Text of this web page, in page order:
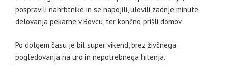
pospravili nahrbtnike in se napojili, ulovili zadnje minute
delovanja pekarne v Bovcu, ter končno prišli domov.
Po dolgem času je bil super vikend, brez živčnega
pogledovanja na uro in nepotrebnega hitenja.